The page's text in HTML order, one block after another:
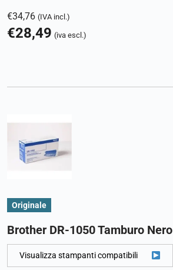
€34,76 (IVA incl.)
€28,49 (iva escl.)
Originale
Brother DR-1050 Tamburo Nero
Visualizza stampanti compatibili